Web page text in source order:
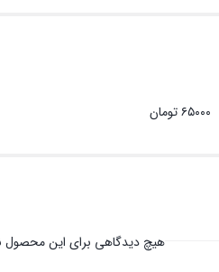
۶۵۰۰۰ تومان
هیچ دیدگاهی برای این